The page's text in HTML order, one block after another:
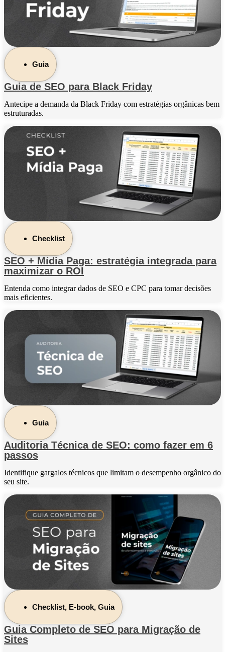
Guia
Guia de SEO para Black Friday
Antecipe a demanda da Black Friday com estratégias orgânicas bem
estruturadas.
Checklist
SEO + Mídia Paga: estratégia integrada para
maximizar o ROI
Entenda como integrar dados de SEO e CPC para tomar decisões
mais eficientes.
Guia
Auditoria Técnica de SEO: como fazer em 6
passos
Identifique gargalos técnicos que limitam o desempenho orgânico do
seu site.
Checklist, E-book, Guia
Guia Completo de SEO para Migração de
Sites